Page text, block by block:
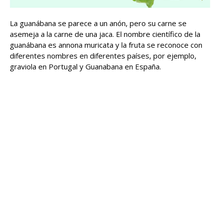
La guanábana se parece a un anón, pero su carne se
asemeja a la carne de una jaca. El nombre científico de la
guanábana es annona muricata y la fruta se reconoce con
diferentes nombres en diferentes países, por ejemplo,
graviola en Portugal y Guanabana en España.